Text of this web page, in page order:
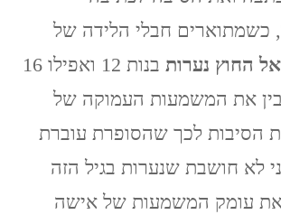
כשמתוארים חבלי הלידה של
החוץ נערות
בנות 12 ואפילו 16
את המשמעות העמוקה של
הסיבות לכך שהסופרת עוברת
לא חושבת שנערות בגיל הזה
את עומק המשמעות של אישה